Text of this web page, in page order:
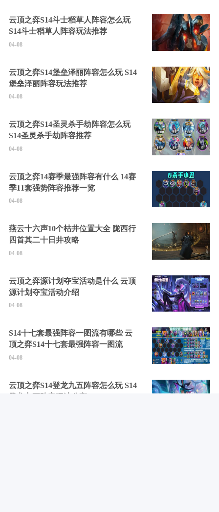
云顶之弈S14斗士稻草人阵容怎么玩
S14斗士稻草人阵容玩法推荐
04-08
云顶之弈S14堡垒泽丽阵容怎么玩 S14
堡垒泽丽阵容玩法推荐
04-08
云顶之弈S14圣灵杀手劫阵容怎么玩
S14圣灵杀手劫阵容推荐
04-08
云顶之弈14赛季最强阵容有什么 14赛
季11套强势阵容推荐一览
04-08
燕云十六声10个枯井位置大全 陇西行
四首其二十日井攻略
04-08
云顶之弈源计划夺宝活动是什么 云顶
源计划夺宝活动介绍
04-08
S14十七套最强阵容一图流有哪些 云
顶之弈S14十七套最强阵容一图流
04-08
云顶之弈S14登龙九五阵容怎么玩 S14